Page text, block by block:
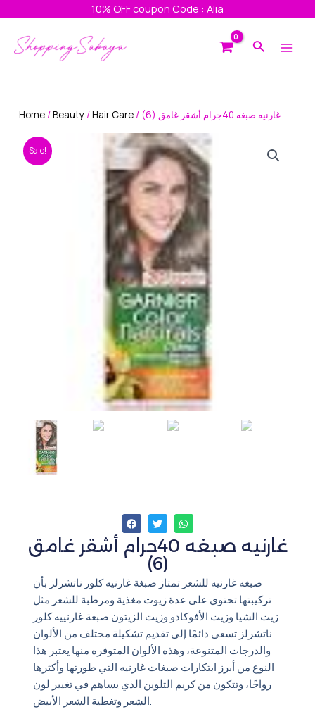
content
10% OFF coupon Code : Alia
Search
غارنيه صبغه 40جرام أشقر غامق
(6)
صبغه غارنيه للشعر تمتاز صبغة غارنيه كلور ناتشرلز بأن
تركيبتها تحتوي على عدة زيوت مغذية ومرطبة للشعر مثل
زيت الشيا وزيت الأفوكادو وزيت الزيتون صبغة غارنييه كلور
ناتشرلز تسعى دائمًا إلى تقديم تشكيلة مختلف من الألوان
والدرجات المتنوعة، وهذه الألوان المتوفره منها يعتبر هذا
النوع من أبرز ابتكارات صبغات غارنيه التي طورتها وأكثرها
رواجًا، وتتكون من كريم التلوين الذي يساهم في تغيير لون
الشعر وتغطية الشعر الأبيض.
Home/Beauty/Hair Care / غارنيه صبغه 40جرام أشقر غامق (6)
Sale!